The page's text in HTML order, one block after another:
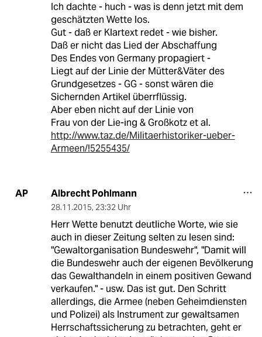
Ich dachte - huch - was is denn jetzt mit dem
geschätzten Wette los.
Gut - daß er Klartext redet - wie bisher.
Daß er nicht das Lied der Abschaffung
Des Endes von Germany propagiert -
Liegt auf der Linie der Mütter&Väter des
Grundgesetzes - GG - sonst wären die
Sichernden Artikel überrflüssig.
Aber eben nicht auf der Linie von
Frau von der Lie-ing & Großkotz et al.
http://www.taz.de/Militaerhistoriker-ueber-
Armeen/!5255435/
AP Albrecht Pohlmann
28.11.2015, 23:32 Uhr
Herr Wette benutzt deutliche Worte, wie sie
auch in dieser Zeitung selten zu lesen sind:
"Gewaltorganisation Bundeswehr", "Damit will
die Bundeswehr auch der eigenen Bevölkerung
das Gewalthandeln in einem positiven Gewand
verkaufen." - usw. Das ist gut. Den Schritt
allerdings, die Armee (neben Geheimdiensten
und Polizei) als Instrument zur gewaltsamen
Herrschaftssicherung zu betrachten, geht er